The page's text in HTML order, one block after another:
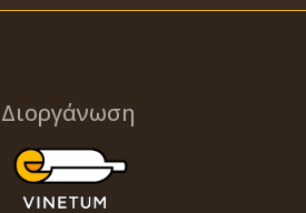
Διοργάνωση